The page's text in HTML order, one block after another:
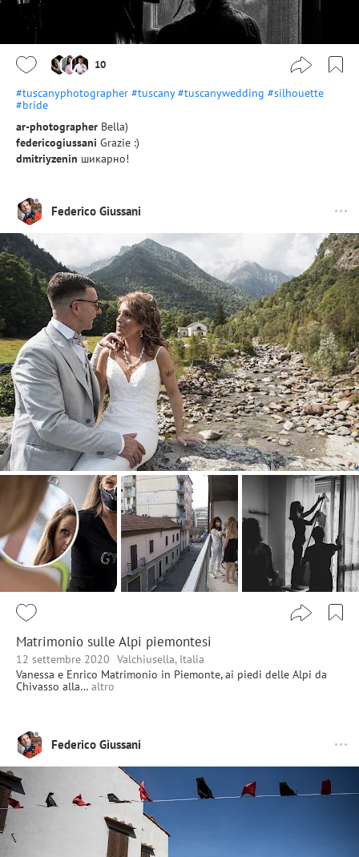
10
#tuscanyphotographer #tuscany #tuscanywedding #silhouette
#bride
ar-photographer Bella)
federicogiussani Grazie :)
dmitriyzenin шикарно!
Federico Giussani
Matrimonio sulle Alpi piemontesi
12 settembre 2020 Valchiusella, Italia
Vanessa e Enrico Matrimonio in Piemonte, ai piedi delle Alpi da
Chivasso alla… altro
Federico Giussani